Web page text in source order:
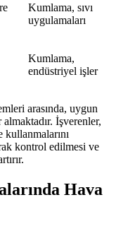
Kumlama, sıvı
uygulamaları
Kumlama,
endüstriyel işler
arasında, uygun
İşverenler,
kullanmalarını
kontrol edilmesi ve
Hava